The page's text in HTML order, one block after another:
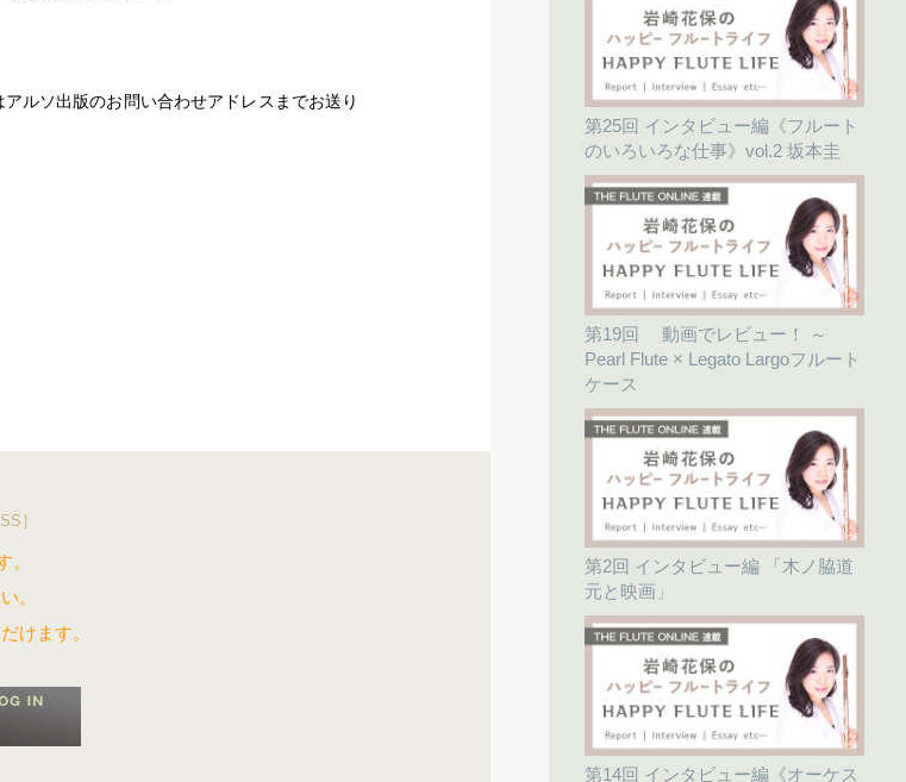
ルソ出版のお問い合わせアドレスまでお送り
］
。
。
けます。
第25回 インタビュー編《フルート
のいろいろな仕事》vol.2 坂本圭
第19回 動画でレビュー！ ～
Pearl Flute × Legato Largoフルート
ケース
第2回 インタビュー編 「木ノ脇道
元と映画」
第14回 インタビュー編《オーケス